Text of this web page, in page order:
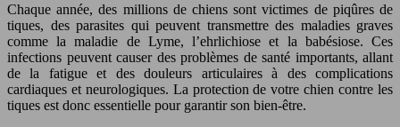
Chaque année, des millions de chiens sont victimes de piqûres de
tiques, des parasites qui peuvent transmettre des maladies graves
comme la maladie de Lyme, l’ehrlichiose et la babésiose. Ces
infections peuvent causer des problèmes de santé importants, allant
de la fatigue et des douleurs articulaires à des complications
cardiaques et neurologiques. La protection de votre chien contre les
tiques est donc essentielle pour garantir son bien-être.